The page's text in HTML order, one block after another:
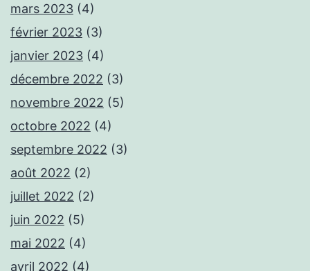
mars 2023 (4)
février 2023 (3)
janvier 2023 (4)
décembre 2022 (3)
novembre 2022 (5)
octobre 2022 (4)
septembre 2022 (3)
août 2022 (2)
juillet 2022 (2)
juin 2022 (5)
mai 2022 (4)
avril 2022 (4)